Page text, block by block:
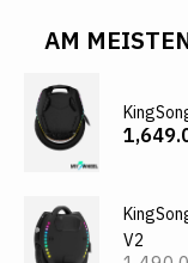
AM
V2